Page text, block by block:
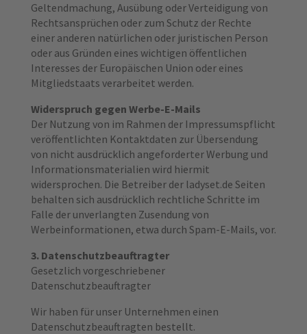
Geltendmachung, Ausübung oder Verteidigung von
Rechtsansprüchen oder zum Schutz der Rechte
einer anderen natürlichen oder juristischen Person
oder aus Gründen eines wichtigen öffentlichen
Interesses der Europäischen Union oder eines
Mitgliedstaats verarbeitet werden.
Widerspruch gegen Werbe-E-Mails
Der Nutzung von im Rahmen der Impressumspflicht
veröffentlichten Kontaktdaten zur Übersendung
von nicht ausdrücklich angeforderter Werbung und
Informationsmaterialien wird hiermit
widersprochen. Die Betreiber der ladyset.de Seiten
behalten sich ausdrücklich rechtliche Schritte im
Falle der unverlangten Zusendung von
Werbeinformationen, etwa durch Spam-E-Mails, vor.
3. Datenschutzbeauftragter
Gesetzlich vorgeschriebener
Datenschutzbeauftragter
Wir haben für unser Unternehmen einen
Datenschutzbeauftragten bestellt.